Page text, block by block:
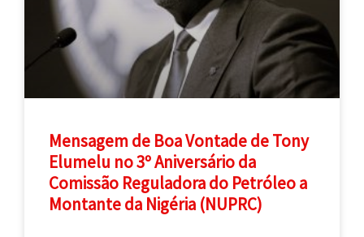
Mensagem de Boa Vontade de Tony
Elumelu no 3º Aniversário da
Comissão Reguladora do Petróleo a
Montante da Nigéria (NUPRC)